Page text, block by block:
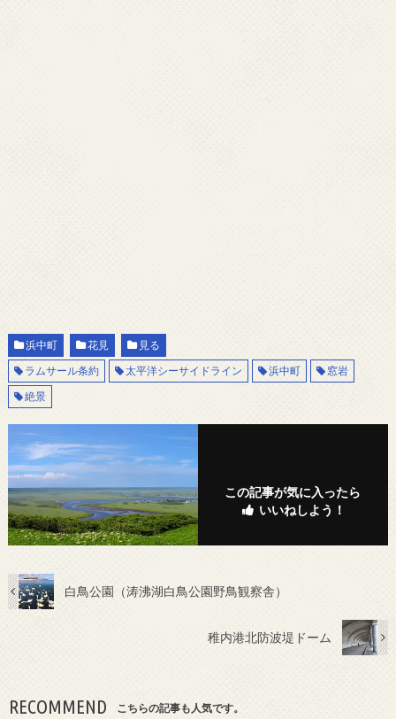
浜中町 花見
見る
ラムサール条約
太平洋シーサイドライン 浜中町
窓岩
絶景
この記事が気に入ったら
いいねしよう！
白鳥公園（涛沸湖白鳥公園野鳥観察舎）
稚内港北防波堤ドーム
RECOMMEND こちらの記事も人気です。